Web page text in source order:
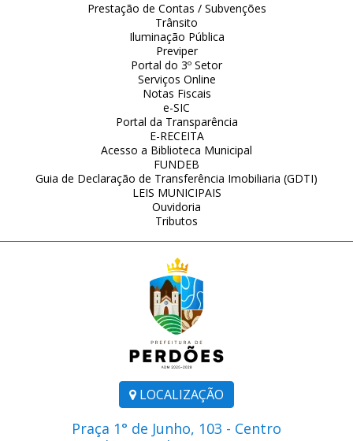
LOCALIZAÇÃO
Praça 1° de Junho, 103 - Centro
Prestação de Contas / Subvenções
Trânsito
Iluminação Pública
Previper
Portal do 3º Setor
Serviços Online
Notas Fiscais
e-SIC
Portal da Transparência
E-RECEITA
Acesso a Biblioteca Municipal
FUNDEB
Guia de Declaração de Transferência Imobiliaria (GDTI)
LEIS MUNICIPAIS
Ouvidoria
Tributos